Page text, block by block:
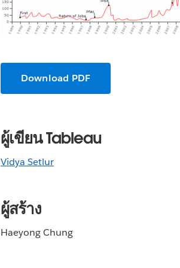
Download PDF
ผู้เขียน Tableau
Vidya Setlur
ผู้สร้าง
Haeyong Chung